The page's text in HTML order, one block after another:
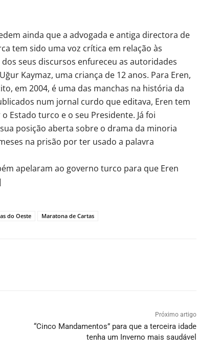
ainda que a advogada e antiga directora de
tem sido uma voz crítica em relação às
seus discursos enfureceu as autoridades
Kaymaz, uma criança de 12 anos. Para Eren,
em 2004, é uma das manchas na história da
num jornal curdo que editava, Eren tem
Estado turco e o seu Presidente. Já foi
posição aberta sobre o drama da minoria
na prisão por ter usado a palavra
apelaram ao governo turco para que Eren
do Oeste Maratona de Cartas
Próximo artigo
“Cinco Mandamentos” para que a terceira idade
tenha um Inverno mais saudável